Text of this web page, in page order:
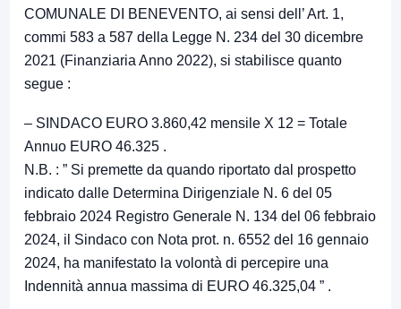
COMUNALE DI BENEVENTO, ai sensi dell’ Art. 1,
commi 583 a 587 della Legge N. 234 del 30 dicembre
2021 (Finanziaria Anno 2022), si stabilisce quanto
segue :
– SINDACO EURO 3.860,42 mensile X 12 = Totale
Annuo EURO 46.325 .
N.B. : ” Si premette da quando riportato dal prospetto
indicato dalle Determina Dirigenziale N. 6 del 05
febbraio 2024 Registro Generale N. 134 del 06 febbraio
2024, il Sindaco con Nota prot. n. 6552 del 16 gennaio
2024, ha manifestato la volontà di percepire una
Indennità annua massima di EURO 46.325,04 ” .